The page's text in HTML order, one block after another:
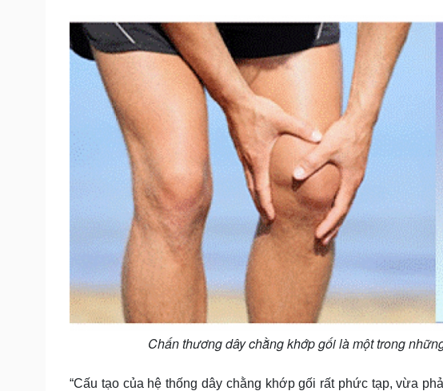
Chấn thương dây chằng khớp gối là một trong
“Cấu tạo của hệ thống dây chằng khớp gối rất phức tạp, vừa